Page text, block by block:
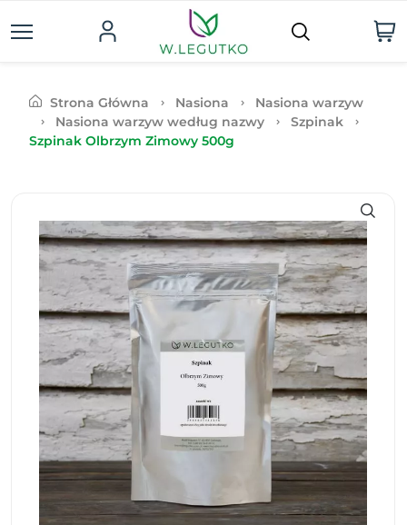
Strona Główna Nasiona
Nasiona warzyw
Nasiona warzyw według nazwy
Szpinak
Szpinak Olbrzym Zimowy 500g